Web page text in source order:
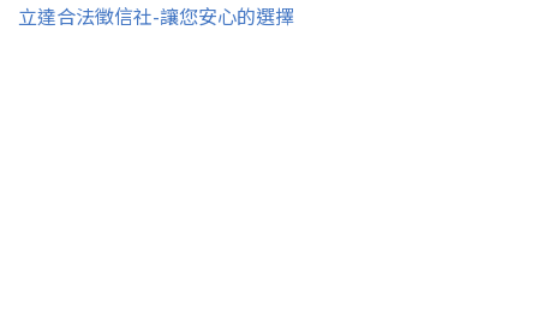
立達合法徵信社-讓您安心的選擇